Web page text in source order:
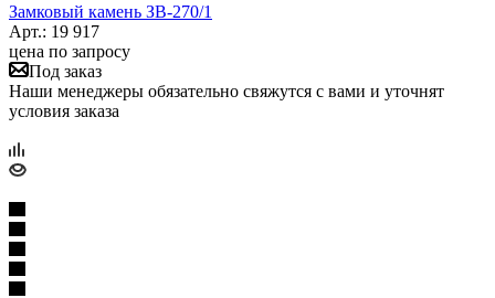
Замковый камень ЗВ-270/1
Арт.: 19 917
цена по запросу
Под заказ
Наши менеджеры обязательно свяжутся с вами и уточнят
условия заказа